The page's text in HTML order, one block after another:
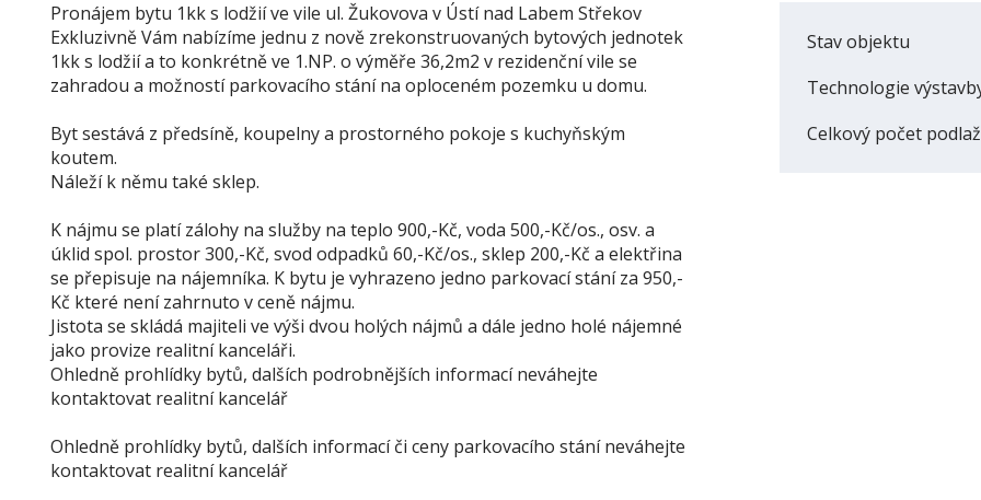
Pronájem bytu 1kk s lodžií ve vile ul. Žukovova v Ústí nad Labem Střekov
Exkluzivně Vám nabízíme jednu z nově zrekonstruovaných bytových jednotek
1kk s lodžií a to konkrétně ve 1.NP. o výměře 36,2m2 v rezidenční vile se
zahradou a možností parkovacího stání na oploceném pozemku u domu.
Byt sestává z předsíně, koupelny a prostorného pokoje s kuchyňským
koutem.
Náleží k němu také sklep.
K nájmu se platí zálohy na služby na teplo 900,-Kč, voda 500,-Kč/os., osv. a
úklid spol. prostor 300,-Kč, svod odpadků 60,-Kč/os., sklep 200,-Kč a elektřina
se přepisuje na nájemníka. K bytu je vyhrazeno jedno parkovací stání za 950,-
Kč které není zahrnuto v ceně nájmu.
Jistota se skládá majiteli ve výši dvou holých nájmů a dále jedno holé nájemné
jako provize realitní kanceláři.
Ohledně prohlídky bytů, dalších podrobnějších informací neváhejte
kontaktovat realitní kancelář
Ohledně prohlídky bytů, dalších informací či ceny parkovacího stání neváhejte
kontaktovat realitní kancelář
Stav objektu
Technologie
Celkový počet